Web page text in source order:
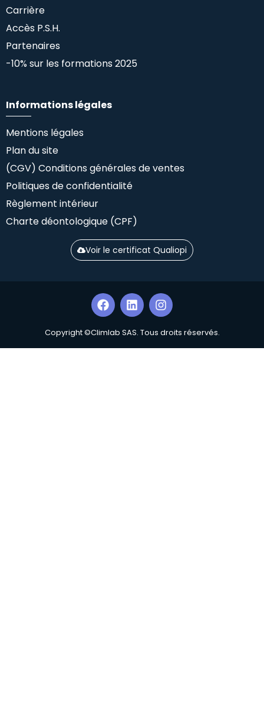
Carrière
Accès P.S.H.
Partenaires
-10% sur les formations 2025
Informations légales
Mentions légales
Plan du site
(CGV) Conditions générales de ventes
Politiques de confidentialité
Règlement intérieur
Charte déontologique (CPF)
Voir le certificat Qualiopi
Copyright ©Climlab SAS. Tous droits réservés.